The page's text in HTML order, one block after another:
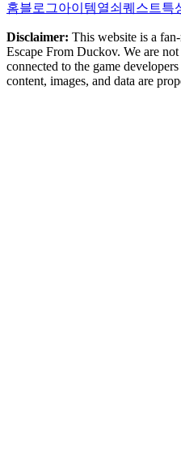
홈블로그아이템열쇠 퀘스트특
Disclaimer: This website is a
Escape From Duckov. We are
connected to the game
content, images, and data are